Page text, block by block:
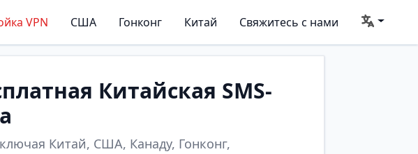
VPN США Гонконг Китай Свяжитесь с нами
Китайская SMS-
Китай, США, Канаду, Гонконг,